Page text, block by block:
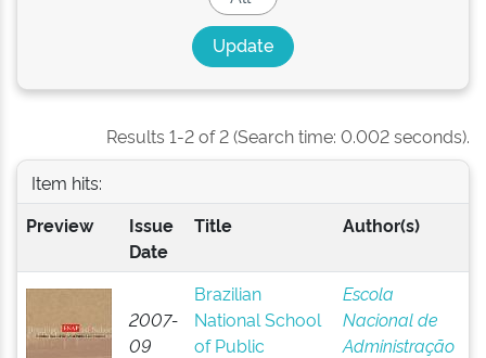
Results 1-2 of 2 (Search time: 0.002 seconds).
Item hits:
Preview
Issue
Date
Title Author(s)
2007-
09
Brazilian
National School
of Public
Escola
Nacional de
Administração